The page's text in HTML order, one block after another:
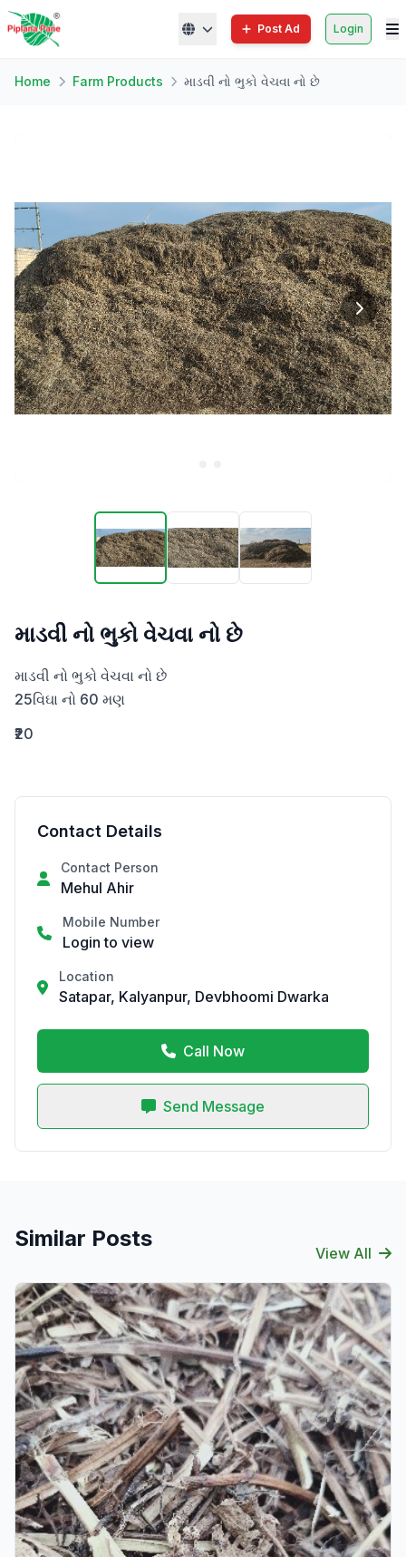
Post Ad Login
Home Farm Products માડવી નો ભુકો વેચવા નો છે
માડવી નો ભુકો વેચવા નો છે
માડવી નો ભુકો વેચવા નો છે
25વિઘા નો 60 મણ
₹20
Contact Details
Contact Person
Mehul Ahir
Mobile Number
Login to view
Location
Satapar, Kalyanpur, Devbhoomi Dwarka
Call Now
Send Message
Similar Posts
View All